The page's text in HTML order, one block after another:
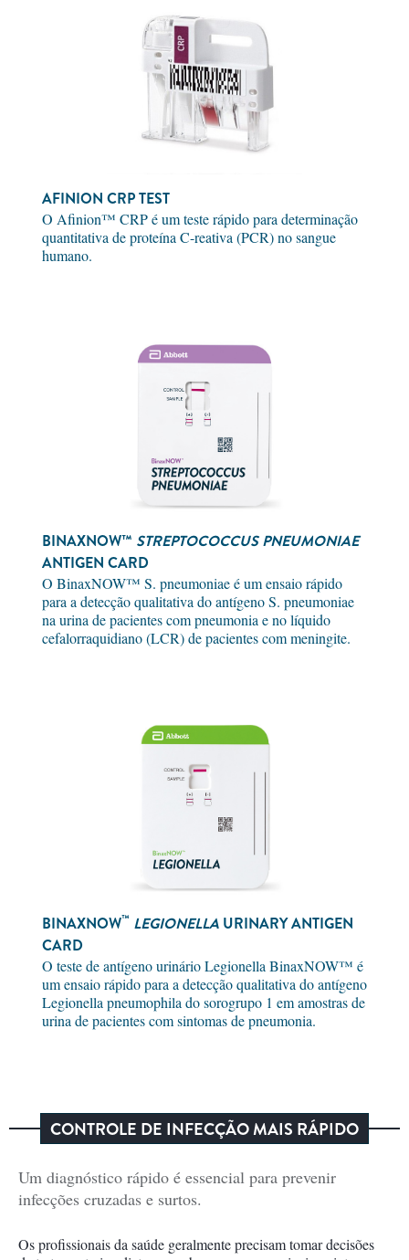
AFINION CRP TEST
O Afinion™ CRP é um teste rápido para determinação
quantitativa de proteína C-reativa (PCR) no sangue
humano.
BINAXNOW™ STREPTOCOCCUS PNEUMONIAE
ANTIGEN CARD
O BinaxNOW™ S. pneumoniae é um ensaio rápido
para a detecção qualitativa do antígeno S. pneumoniae
na urina de pacientes com pneumonia e no líquido
cefalorraquidiano (LCR) de pacientes com meningite.
BINAXNOW™ LEGIONELLA URINARY ANTIGEN
CARD
O teste de antígeno urinário Legionella BinaxNOW™ é
um ensaio rápido para a detecção qualitativa do antígeno
Legionella pneumophila do sorogrupo 1 em amostras de
urina de pacientes com sintomas de pneumonia.
CONTROLE DE INFECÇÃO MAIS RÁPIDO
Um diagnóstico rápido é essencial para prevenir
infecções cruzadas e surtos.
Os profissionais da saúde geralmente precisam tomar decisões